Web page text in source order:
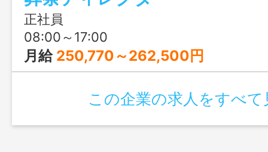
迎しているので、お気軽にご応募くださ
正社員
08:00～17:00
月給 250,770～262,500円
この企業の求人をすべて